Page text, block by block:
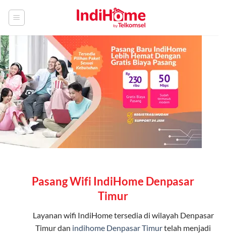
Pasang Wifi IndiHome Denpasar
Timur
Layanan wifi IndiHometersedia di wilayah Denpasar
Timur dan indihome Denpasar Timurtelah menjadi